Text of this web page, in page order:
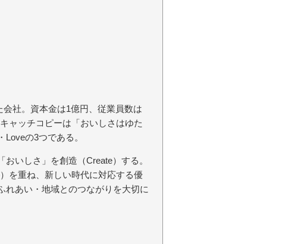
社。資本金は1億円、従業員数は
ャッチコピーは「おいしさはゆた
の3つである。
いしさ」を創造（Create）する。
を重ね、新しい時代に対応する優
れあい・地域とのつながりを大切に